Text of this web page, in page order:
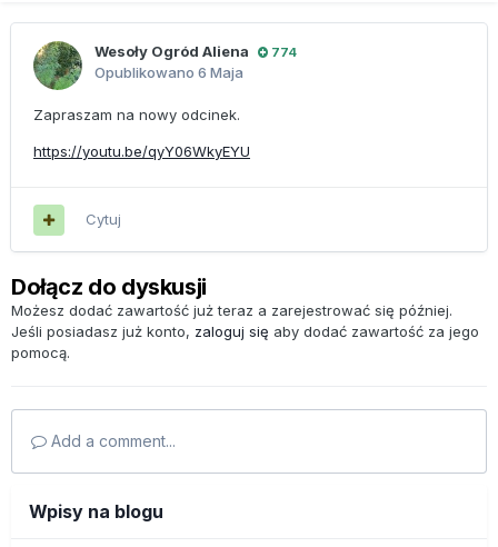
Wesoły Ogród Aliena 774
Opublikowano 6 Maja
Zapraszam na nowy odcinek.
https://youtu.be/qyY06WkyEYU
Cytuj
Dołącz do dyskusji
Możesz dodać zawartość już teraz a zarejestrować się później.
Jeśli posiadasz już konto, zaloguj się aby dodać zawartość za jego
pomocą.
Add a comment...
Wpisy na blogu